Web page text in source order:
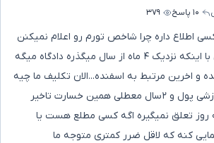
۱۰ پاسخ ۳۷۹
اطلاع داره چرا شاخص تورم رو اعلام نمیکنن
و یا کی قراره اعلام کنن با اینکه نزدیک ۴ ماه از سال میگذره دادگاه میگه
و اخرین مرتبط به اسفنده...الان تکلیف ما چیه
که بعد این همه بی ارزشی پول و ۲سال معطلی همین خسارت تاخیر
روز تعلق نمیگیره اگه کسی مطلع هست یا
کنه که لاقل ضرر کمتری متوجه ما